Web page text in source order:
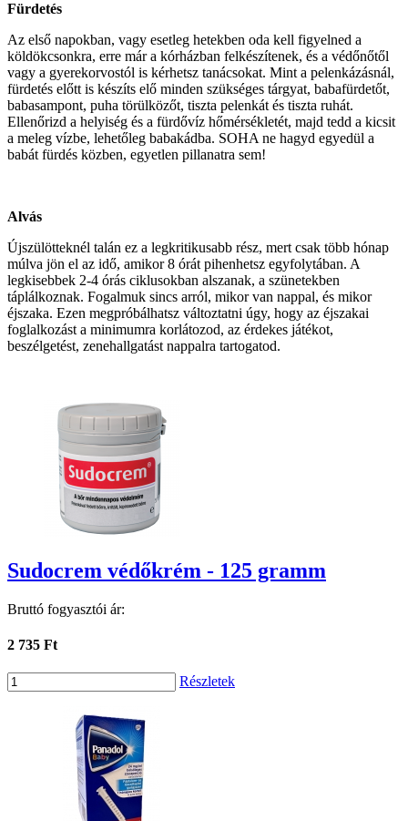
Fürdetés
Az első napokban, vagy esetleg hetekben oda kell figyelned a
köldökcsonkra, erre már a kórházban felkészítenek, és a védőnőtől
vagy a gyerekorvostól is kérhetsz tanácsokat. Mint a pelenkázásnál,
fürdetés előtt is készíts elő minden szükséges tárgyat, babafürdetőt,
babasampont, puha törülközőt, tiszta pelenkát és tiszta ruhát.
Ellenőrizd a helyiség és a fürdővíz hőmérsékletét, majd tedd a kicsit
a meleg vízbe, lehetőleg babakádba. SOHA ne hagyd egyedül a
babát fürdés közben, egyetlen pillanatra sem!
Alvás
Újszülötteknél talán ez a legkritikusabb rész, mert csak több hónap
múlva jön el az idő, amikor 8 órát pihenhetsz egyfolytában. A
legkisebbek 2-4 órás ciklusokban alszanak, a szünetekben
táplálkoznak. Fogalmuk sincs arról, mikor van nappal, és mikor
éjszaka. Ezen megpróbálhatsz változtatni úgy, hogy az éjszakai
foglalkozást a minimumra korlátozod, az érdekes játékot,
beszélgetést, zenehallgatást nappalra tartogatod.
Sudocrem védőkrém - 125 gramm
Bruttó fogyasztói ár:
2 735 Ft
Részletek